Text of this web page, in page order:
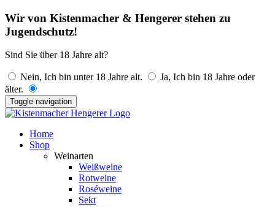
Wir von Kistenmacher & Hengerer stehen zu
Jugendschutz!
Sind Sie über 18 Jahre alt?
Nein, Ich bin unter 18 Jahre alt.
Ja, Ich bin 18 Jahre oder
älter.
Toggle navigation
Home
Shop
Weinarten
Weißweine
Rotweine
Roséweine
Sekt